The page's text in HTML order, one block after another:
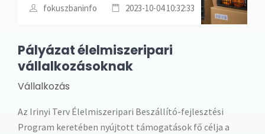
fokuszbaninfo 2023-10-04 10:32:33
Pályázat élelmiszeripari
vállalkozásoknak
Vállalkozás
Az Irinyi Terv Élelmiszeripari Beszállító-fejlesztési
Program keretében nyújtott támogatások fő célja a